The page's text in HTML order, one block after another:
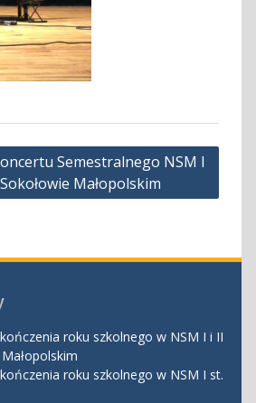
Semestralnego NSM I
Małopolskim
roku szkolnego w NSM I i II
roku szkolnego w NSM I st.